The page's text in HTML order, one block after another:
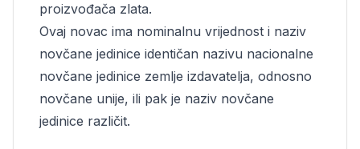
proizvođača zlata.
Ovaj novac ima nominalnu vrijednost i naziv
novčane jedinice identičan nazivu nacionalne
novčane jedinice zemlje izdavatelja, odnosno
novčane unije, ili pak je naziv novčane
jedinice različit.